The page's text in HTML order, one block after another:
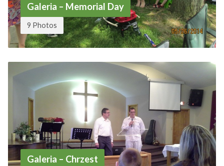
Galeria – Memorial Day
9 Photos
Galeria – Chrzest